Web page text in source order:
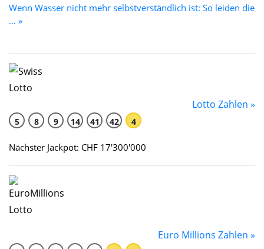
Wenn Wasser nicht mehr selbstverständlich ist: So leiden die
... »
Lotto Zahlen »
5 8 9 14 41 42 4
Nächster Jackpot: CHF 17'300'000
Euro Millions Zahlen »